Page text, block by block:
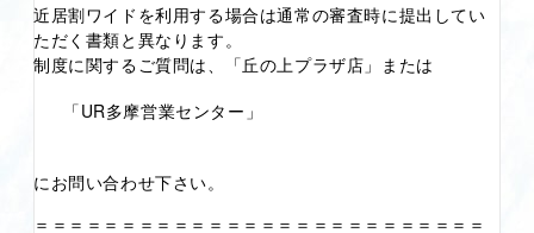
近居割ワイドを利用する場合は通常の審査時に提出してい
ただく書類と異なります。
制度に関するご質問は、「丘の上プラザ店」または
「UR多摩営業センター」
にお問い合わせ下さい。
＝＝＝＝＝＝＝＝＝＝＝＝＝＝＝＝＝＝＝＝＝＝＝＝＝＝